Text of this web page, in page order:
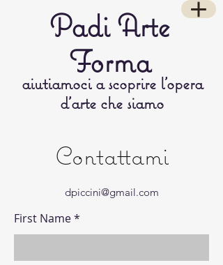
Padi Arte
Forma
aiutiamoci a scoprire l’opera
d’arte che siamo
Contattami
dpiccini@gmail.com
First Name